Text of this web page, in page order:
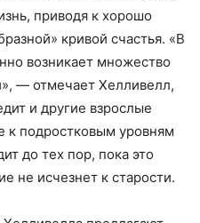
приводя к хорошо
кривой счастья. «В
возникает множество
— отмечает Хелливелл,
и другие взрослые
к подростковым уровням
до тех пор, пока это
не исчезнет к старости.